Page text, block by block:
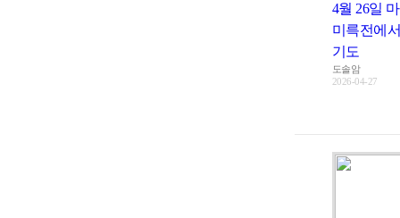
4월 26일
미륵전에
기도
도솔암
2026-04-27